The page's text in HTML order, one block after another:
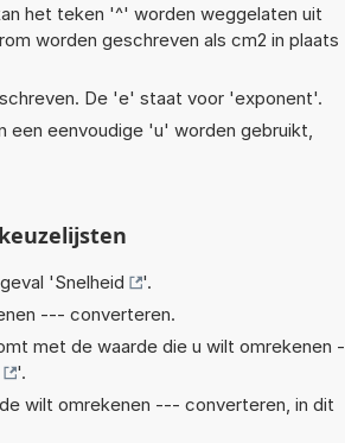
het teken '^' worden weggelaten uit
worden geschreven als cm2 in plaats
De 'e' staat voor 'exponent'.
eenvoudige 'u' worden gebruikt,
'Snelheid
'.
--- converteren.
met de waarde die u wilt omrekenen -
'.
wilt omrekenen --- converteren, in dit